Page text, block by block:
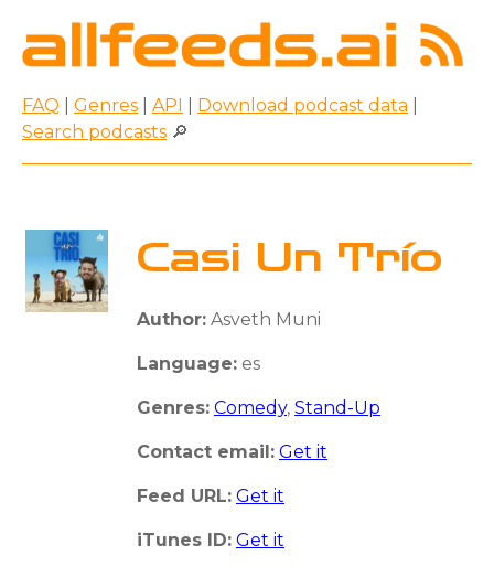
FAQ Genres API Download podcast data
Search podcasts 🔎
Casi Un Trío
Author: Asveth Muni
Language: es
Genres: Comedy, Stand-Up
Contact email: Get it
Feed URL: Get it
iTunes ID: Get it